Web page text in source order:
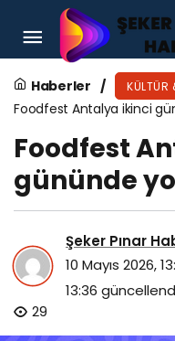
Haberler KÜLTÜR
Foodfest Antalya ikinci
Foodfest
gününde
Şeker Pınar
10 Mayıs 2026,
13:36
29
Kartepe’de Tarihi
Çerkes Müzesi